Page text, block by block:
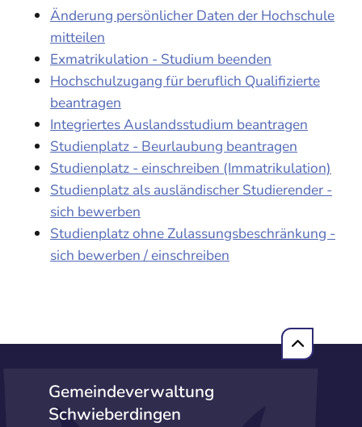
Änderung persönlicher Daten der Hochschule
mitteilen
Exmatrikulation - Studium beenden
Hochschulzugang für beruflich Qualifizierte
beantragen
Integriertes Auslandsstudium beantragen
Studienplatz - Beurlaubung beantragen
Studienplatz - einschreiben (Immatrikulation)
Studienplatz als ausländischer Studierender -
sich bewerben
Studienplatz ohne Zulassungsbeschränkung -
sich bewerben / einschreiben
Gemeindeverwaltung
Schwieberdingen